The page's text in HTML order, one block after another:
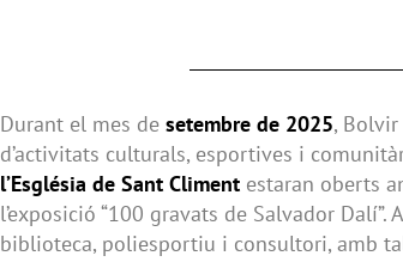
Durant el mes de setembre de 2025,
d’activitats culturals, esportives i
l’Església de Sant Climent estaran oberts
l’exposició “100 gravats de Salvador
biblioteca, poliesportiu i consultori, amb